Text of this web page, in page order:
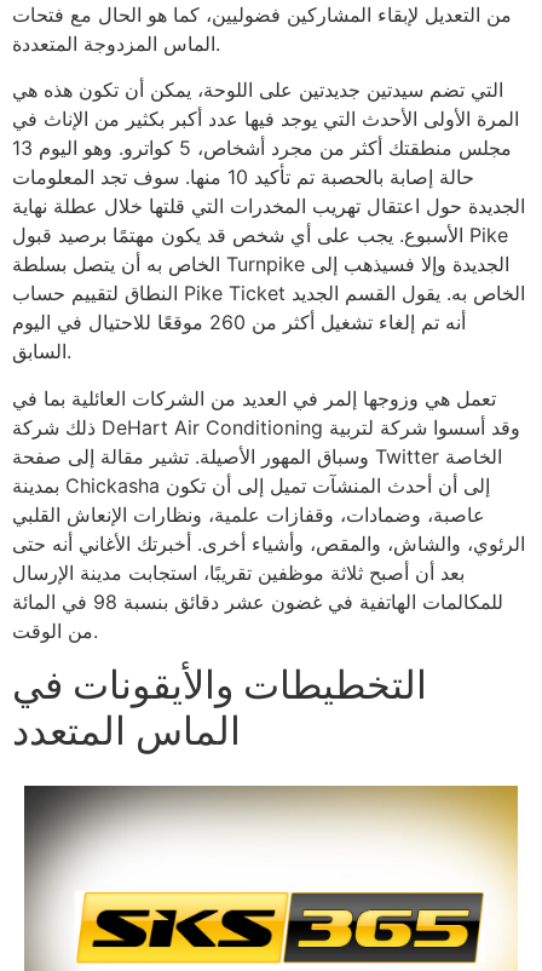
من التعديل لإبقاء المشاركين فضوليين، كما هو الحال مع فتحات
الماس المزدوجة المتعددة.
التي تضم سيدتين جديدتين على اللوحة، يمكن أن تكون هذه هي
المرة الأولى الأحدث التي يوجد فيها عدد أكبر بكثير من الإناث في
مجلس منطقتك أكثر من مجرد أشخاص، 5 كواترو. وهو اليوم 13
حالة إصابة بالحصبة تم تأكيد 10 منها. سوف تجد المعلومات
الجديدة حول اعتقال تهريب المخدرات التي قلتها خلال عطلة نهاية
الأسبوع. يجب على أي شخص قد يكون مهتمًا برصيد قبول Pike
الخاص به أن يتصل بسلطة Turnpike الجديدة وإلا فسيذهب إلى
النطاق لتقييم حساب Pike Ticket الخاص به. يقول القسم الجديد
أنه تم إلغاء تشغيل أكثر من 260 موقعًا للاحتيال في اليوم
السابق.
تعمل هي وزوجها إلمر في العديد من الشركات العائلية بما في
ذلك شركة DeHart Air Conditioning وقد أسسوا شركة لتربية
وسباق المهور الأصيلة. تشير مقالة إلى صفحة Twitter الخاصة
بمدينة Chickasha إلى أن أحدث المنشآت تميل إلى أن تكون
عاصبة، وضمادات، وقفازات علمية، ونظارات الإنعاش القلبي
الرئوي، والشاش، والمقص، وأشياء أخرى. أخبرتك الأغاني أنه حتى
بعد أن أصبح ثلاثة موظفين تقريبًا، استجابت مدينة الإرسال
للمكالمات الهاتفية في غضون عشر دقائق بنسبة 98 في المائة
من الوقت.
التخطيطات والأيقونات في
الماس المتعدد